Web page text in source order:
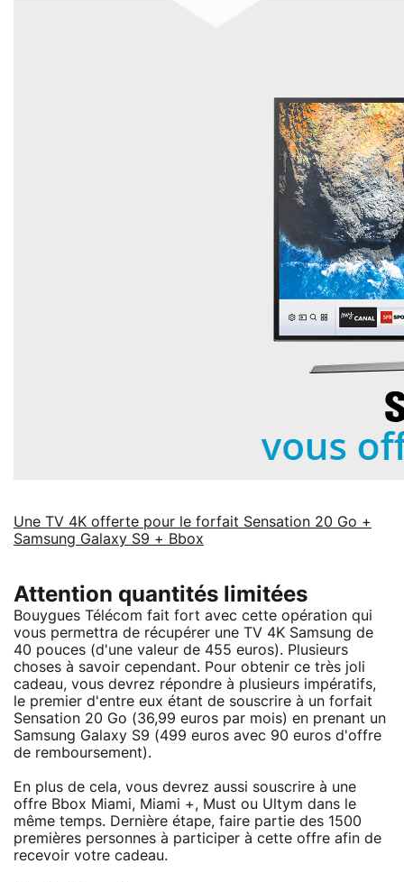
Une TV 4K offerte pour le forfait Sensation 20 Go +
Samsung Galaxy S9 + Bbox
Attention quantités limitées
Bouygues Télécom fait fort avec cette opération qui
vous permettra de récupérer une TV 4K Samsung de
40 pouces (d'une valeur de 455 euros). Plusieurs
choses à savoir cependant. Pour obtenir ce très joli
cadeau, vous devrez répondre à plusieurs impératifs,
le premier d'entre eux étant de souscrire à un forfait
Sensation 20 Go (36,99 euros par mois) en prenant un
Samsung Galaxy S9 (499 euros avec 90 euros d'offre
de remboursement).
En plus de cela, vous devrez aussi souscrire à une
offre Bbox Miami, Miami +, Must ou Ultym dans le
même temps. Dernière étape, faire partie des 1500
premières personnes à participer à cette offre afin de
recevoir votre cadeau.